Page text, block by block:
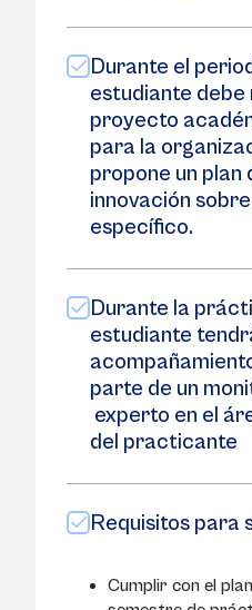
Durante el
estudiante debe
proyecto
para la
propone un plan
innovación
específico.
Durante la
estudiante
parte de un
experto en el
del practicante
Requisitos para
Cumplir con el